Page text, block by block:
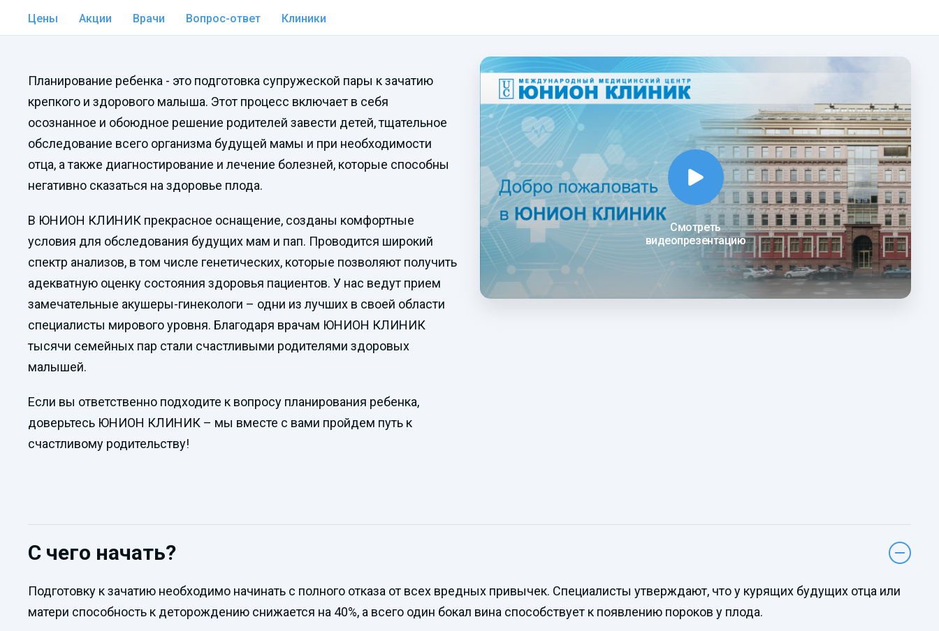
Цены Акции Врачи Вопрос-ответ Клиники
Смотреть
видеопрезентацию
Планирование ребенка - это подготовка супружеской пары к зачатию
крепкого и здорового малыша. Этот процесс включает в себя
осознанное и обоюдное решение родителей завести детей, тщательное
обследование всего организма будущей мамы и при необходимости
отца, а также диагностирование и лечение болезней, которые способны
негативно сказаться на здоровье плода.
В ЮНИОН КЛИНИК прекрасное оснащение, созданы комфортные
условия для обследования будущих мам и пап. Проводится широкий
спектр анализов, в том числе генетических, которые позволяют получить
адекватную оценку состояния здоровья пациентов. У нас ведут прием
замечательные акушеры-гинекологи – одни из лучших в своей области
специалисты мирового уровня. Благодаря врачам ЮНИОН КЛИНИК
тысячи семейных пар стали счастливыми родителями здоровых
малышей.
Если вы ответственно подходите к вопросу планирования ребенка,
доверьтесь ЮНИОН КЛИНИК – мы вместе с вами пройдем путь к
счастливому родительству!
С чего начать?
Подготовку к зачатию необходимо начинать с полного отказа от всех вредных привычек. Специалисты утверждают, что у курящих будущих отца или
матери способность к деторождению снижается на 40%, а всего один бокал вина способствует к появлению пороков у плода.